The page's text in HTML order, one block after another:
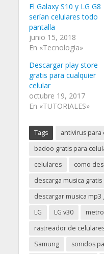
n
T
w
i
t
t
e
r
S
e
a
b
r
e
e
n
a
v
e
n
a
a
n
e
n
F
a
b
o
o
(
S
e
b
r
e
n
v
e
n
a
u
v
)
n
W
n
v
e
t
n
a
n
u
v
)
El Galaxy S10 y LG G8
serían celulares todo
pantalla
junio 15, 2018
En «Tecnologia»
Descargar play store
gratis para cualquier
celular
octubre 19, 2017
En «TUTORIALES»
Tags
antivirus para
badoo gratis para
celulares
como
descarga musica
descargar musica
LG
LG v30
rastreador de
Samung
sonidos